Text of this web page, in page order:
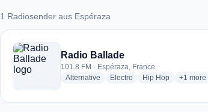
1 Radiosender aus Espéraza
1 Radiosender aus Espéraza
Radio Ballade
101.8 FM · Espéraza, France
Alternative radio stations
Electroradio stations
Hip Hopradio stations
+1 more
more